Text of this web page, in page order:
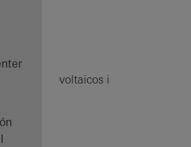
fotovoltaicos integrados